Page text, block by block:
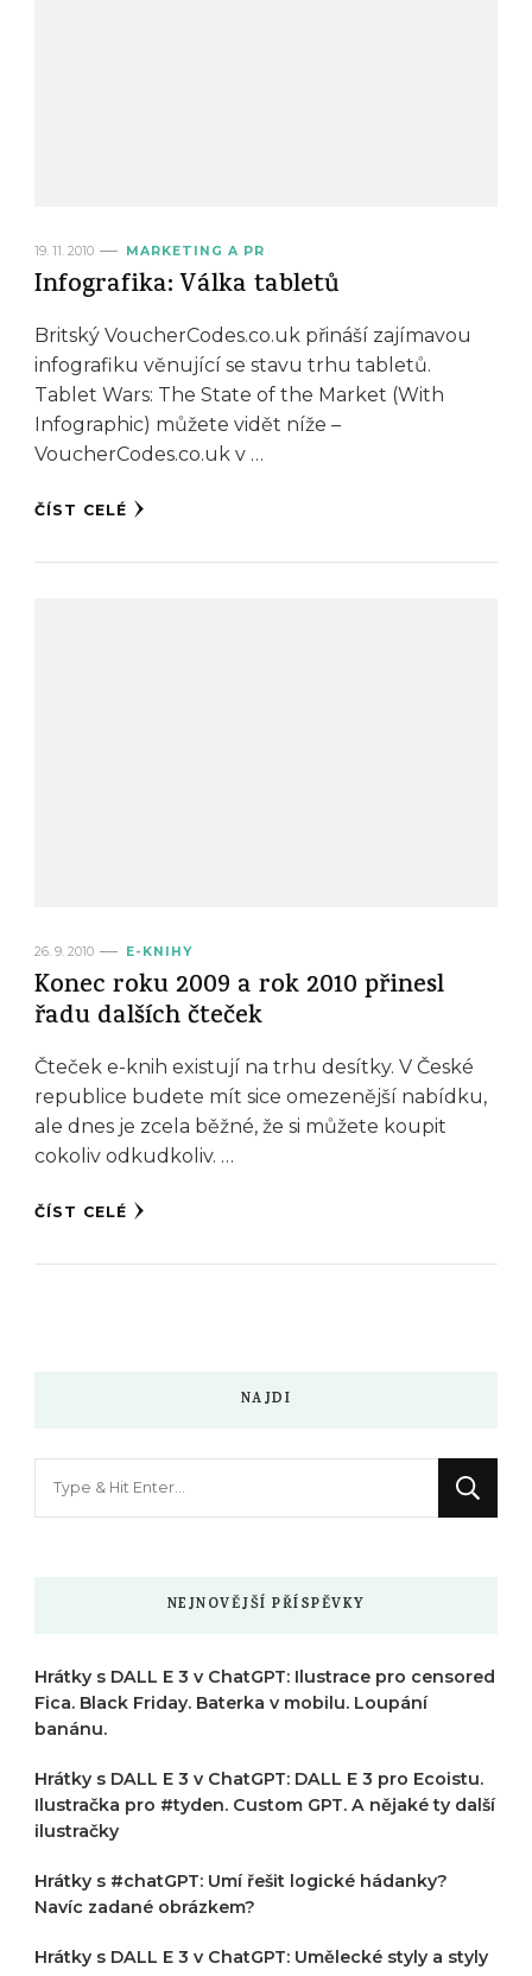
19. 11. 2010 MARKETING A PR
Infografika: Válka tabletů
Britský VoucherCodes.co.uk přináší zajímavou
infografiku věnující se stavu trhu tabletů.
Tablet Wars: The State of the Market (With
Infographic) můžete vidět níže –
VoucherCodes.co.uk v …
ČÍST CELÉ
26. 9. 2010 E-KNIHY
Konec roku 2009 a rok 2010 přinesl
řadu dalších čteček
Čteček e-knih existují na trhu desítky. V České
republice budete mít sice omezenější nabídku,
ale dnes je zcela běžné, že si můžete koupit
cokoliv odkudkoliv. …
ČÍST CELÉ
NAJDI
NEJNOVĚJŠÍ PŘÍSPĚVKY
Hrátky s DALL E 3 v ChatGPT: Ilustrace pro censored
Fica. Black Friday. Baterka v mobilu. Loupání
banánu.
Hrátky s DALL E 3 v ChatGPT: DALL E 3 pro Ecoistu.
Ilustračka pro #tyden. Custom GPT. A nějaké ty další
ilustračky
Hrátky s #chatGPT: Umí řešit logické hádanky?
Navíc zadané obrázkem?
Hrátky s DALL E 3 v ChatGPT: Umělecké styly a styly